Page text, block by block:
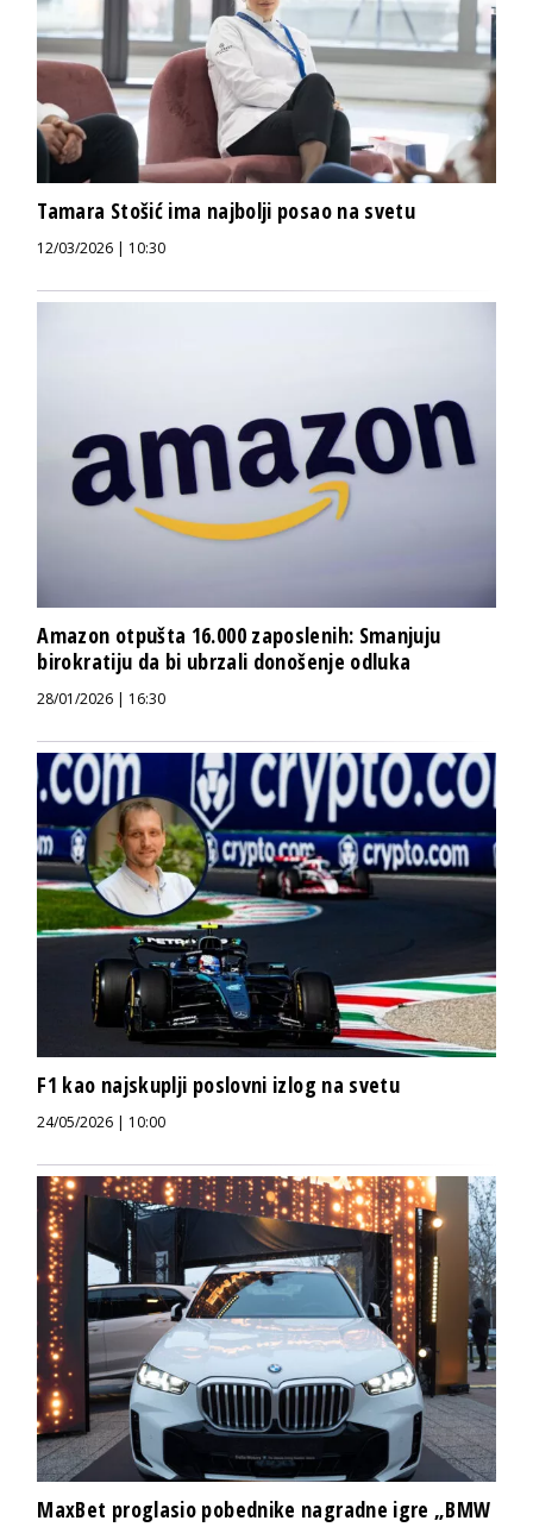
Tamara Stošić ima najbolji posao na svetu
12/03/2026 | 10:30
Amazon otpušta 16.000 zaposlenih: Smanjuju
birokratiju da bi ubrzali donošenje odluka
28/01/2026 | 16:30
F1 kao najskuplji poslovni izlog na svetu
24/05/2026 | 10:00
MaxBet proglasio pobednike nagradne igre „BMW